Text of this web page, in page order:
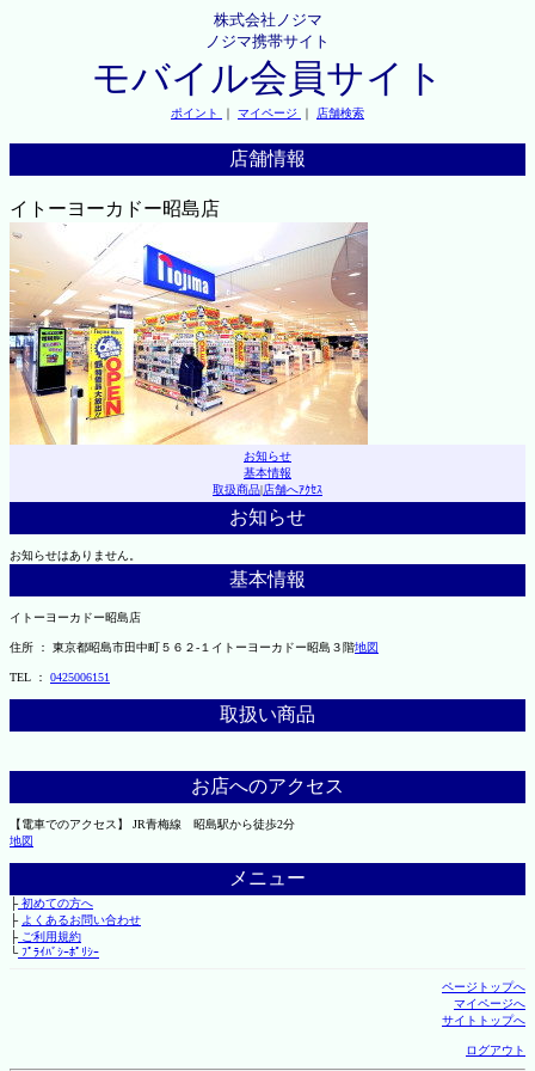
株式会社ノジマ
ノジマ携帯サイト
モバイル会員サイト
ポイント ｜ マイページ ｜ 店舗検索
店舗情報
イトーヨーカドー昭島店
お知らせ
基本情報
取扱商品|店舗へｱｸｾｽ
お知らせ
お知らせはありません。
基本情報
イトーヨーカドー昭島店
住所 ： 東京都昭島市田中町５６２-１イトーヨーカドー昭島３階地図
TEL ： 0425006151
取扱い商品
お店へのアクセス
【電車でのアクセス】 JR青梅線 昭島駅から徒歩2分
地図
メニュー
├初めての方へ
├ よくあるお問い合わせ
├ご利用規約
└ﾌﾟﾗｲﾊﾞｼｰﾎﾟﾘｼｰ
ページトップへ
マイページへ
サイトトップへ
ログアウト